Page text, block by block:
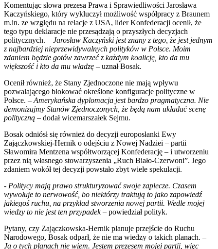
Komentując słowa prezesa Prawa i Sprawiedliwości Jarosława
Kaczyńskiego, który wykluczył możliwość współpracy z Braunem
m.in. ze względu na relacje z USA, lider Konfederacji ocenił, że
tego typu deklaracje nie przesądzają o przyszłych decyzjach
politycznych. – Jarosław Kaczyński jest znany z tego, że jest jednym
z najbardziej nieprzewidywalnych polityków w Polsce. Moim
zdaniem będzie gotów zawrzeć z każdym koalicję, kto da mu
większość i kto da mu władzę – uznał Bosak.
Ocenił również, że Stany Zjednoczone nie mają wpływu
pozwalającego blokować określone konfiguracje polityczne w
Polsce. – Amerykańska dyplomacja jest bardzo pragmatyczna. Nie
demonizujmy Stanów Zjednoczonych, że będą nam układać scenę
polityczną – dodał wicemarszałek Sejmu.
Bosak odniósł się również do decyzji europosłanki Ewy
Zajączkowskiej-Hernik o odejściu z Nowej Nadziei – partii
Sławomira Mentzena współtworzącej Konfederację – i utworzeniu
przez nią własnego stowarzyszenia „Ruch Biało-Czerwoni”. Jego
zdaniem wokół tej decyzji powstało zbyt wiele spekulacji.
- Politycy mają prawo strukturyzować swoje zaplecze. Czasem
wywołuje to nerwowość, bo niektórzy traktują to jako zapowiedź
jakiegoś ruchu, na przykład stworzenia nowej partii. Wedle mojej
wiedzy to nie jest ten przypadek– powiedział polityk.
Pytany, czy Zajączkowska-Hernik planuje przejście do Ruchu
Narodowego, Bosak odparł, że nie ma wiedzy o takich planach. –
Ja o tych planach nie wiem. Jestem prezesem mojej partii, więc